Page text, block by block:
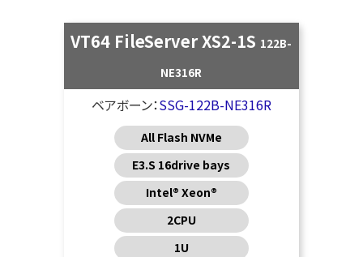
VT64 FileServer XS2-1S 122B-
NE316R
ベアボーン：SSG-122B-NE316R
All Flash NVMe
E3.S 16drive bays
Intel® Xeon®
2CPU
1U